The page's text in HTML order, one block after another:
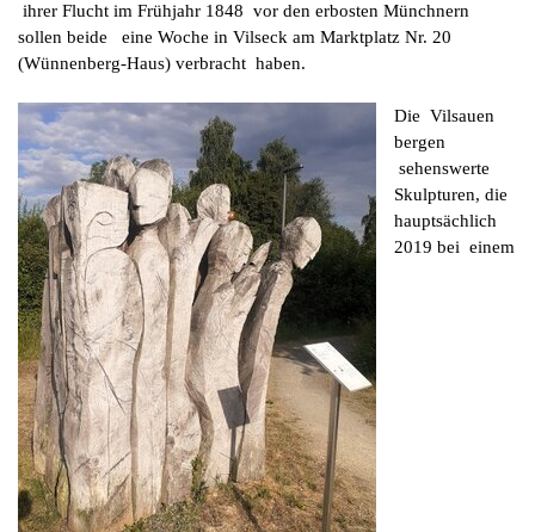
ihrer Flucht im Frühjahr 1848 vor den erbosten Münchnern
sollen beide eine Woche in Vilseck am Marktplatz Nr. 20
(Wünnenberg-Haus) verbracht haben.
Die Vilsauen
bergen
sehenswerte
Skulpturen, die
hauptsächlich
2019 bei einem